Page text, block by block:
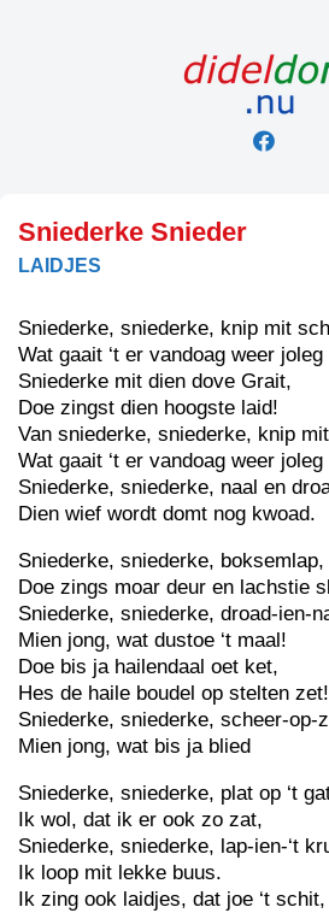
Sniederke Snieder
LAIDJES
Sniederke, sniederke, knip mit
Wat gaait ‘t er vandoag weer joleg
Sniederke mit dien dove Grait,
Doe zingst dien hoogste laid!
Van sniederke, sniederke, knip
Wat gaait ‘t er vandoag weer joleg
Sniederke, sniederke, naal en
Dien wief wordt domt nog kwoad.
Sniederke, sniederke, boksemlap,
Doe zings moar deur en lachstie
Sniederke, sniederke, droad-ien-
Mien jong, wat dustoe ‘t maal!
Doe bis ja hailendaal oet ket,
Hes de haile boudel op stelten zet!
Sniederke, sniederke, scheer-op-
Mien jong, wat bis ja blied
Sniederke, sniederke, plat op ‘t
Ik wol, dat ik er ook zo zat,
Sniederke, sniederke, lap-ien-‘t
Ik loop mit lekke buus.
Ik zing ook laidjes, dat joe ‘t schit,